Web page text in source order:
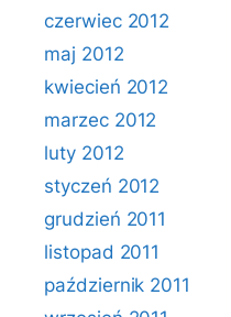
czerwiec 2012
maj 2012
kwiecień 2012
marzec 2012
luty 2012
styczeń 2012
grudzień 2011
listopad 2011
październik 2011